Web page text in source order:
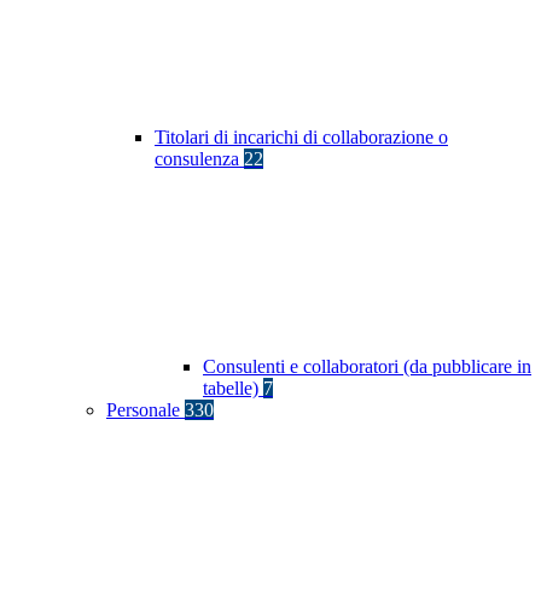
Titolari di incarichi di collaborazione o
consulenza 22
Consulenti e collaboratori (da pubblicare in
tabelle) 7
Personale 330